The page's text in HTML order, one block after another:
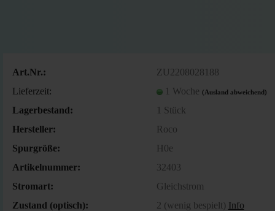
Art.Nr.:
ZU2208028188
Lieferzeit:
1 Woche (Ausland abweichend)
Lagerbestand: 1 Stück
Hersteller:
Roco
Spurgröße:
H0e
Artikelnummer:
32403
Stromart:
Gleichstrom
Zustand (optisch):
2 (wenig bespielt) Info